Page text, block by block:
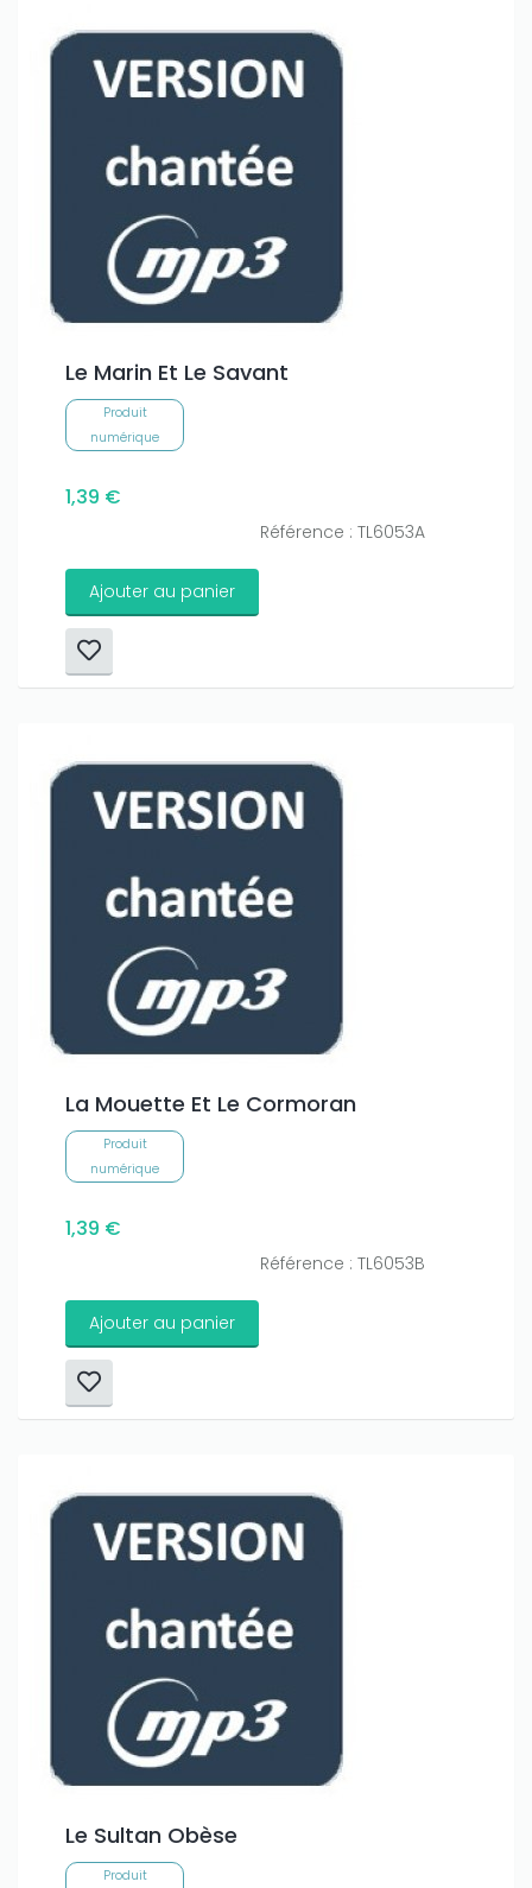
Le Marin Et Le Savant
Produit
numérique
1,39 €
Référence : TL6053A
Ajouter au panier
La Mouette Et Le Cormoran
Produit
numérique
1,39 €
Référence : TL6053B
Ajouter au panier
Le Sultan Obèse
Produit